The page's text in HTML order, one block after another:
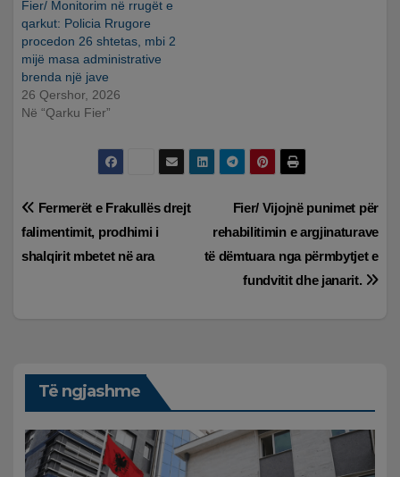
Fier/ Monitorim në rrugët e
qarkut: Policia Rrugore
procedon 26 shtetas, mbi 2
mijë masa administrative
brenda një jave
26 Qershor, 2026
Në “Qarku Fier”
Lëvizje
te
Fier/ Vijojnë punimet për
rehabilitimin e argjinaturave
të dëmtuara nga përmbytjet e
fundvitit dhe janarit.
Fermerët e Frakullës drejt
falimentimit, prodhimi i
shalqirit mbetet në ara
Të ngjashme